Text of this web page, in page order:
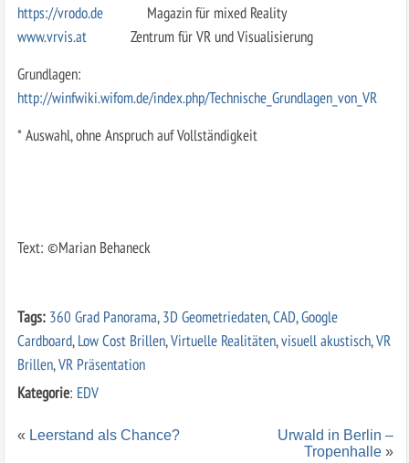
https://vrodo.deMagazin für mixed Reality
www.vrvis.at
Zentrum für VR und Visualisierung
Grundlagen:
http://winfwiki.wifom.de/index.php/Technische_Grundlagen_von_VR
* Auswahl, ohne Anspruch auf Vollständigkeit
Text: ©Marian Behaneck
Tags: 360 Grad Panorama,3D Geometriedaten,CAD,Google
Cardboard,Low Cost Brillen,Virtuelle Realitäten,visuell akustisch,VR
Brillen,VR Präsentation
Kategorie: EDV
« Leerstand als Chance?
Urwald in Berlin –
Tropenhalle »